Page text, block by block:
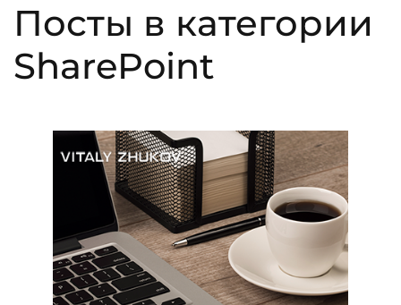
Посты в категории
SharePoint